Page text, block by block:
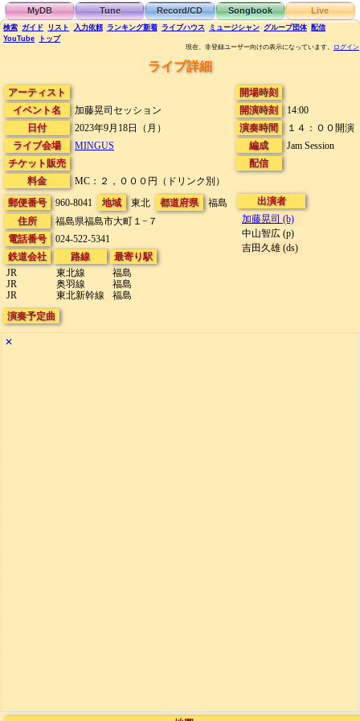
MyDB Tune Record/CD Songbook Live
検索 ガイド リスト 入力依頼 ランキング新着 ライブハウス ミュージシャン グループ団体 配信
YouTube
トップ
現在、非登録ユーザー向けの表示になっています。 ログイン
ライブ詳細
アーティスト
イベント名
加藤晃司セッション
日付
2023年9月18日（月）
ライブ会場
MINGUS
チケット販売
料金
MC：２，０００円（ドリンク別）
開場時刻
開演時刻
14:00
演奏時間
１４：００開演
編成
Jam Session
配信
郵便番号 960-8041 地域 東北 都道府県
福島
住所
福島県福島市大町１−７
電話番号
024-522-5341
鉄道会社
JR
JR
JR
路線
東北線
奥羽線
東北新幹線
最寄り駅
福島
福島
福島
出演者
加藤晃司 (b)
中山智広 (p)
吉田久雄 (ds)
演奏予定曲
✕